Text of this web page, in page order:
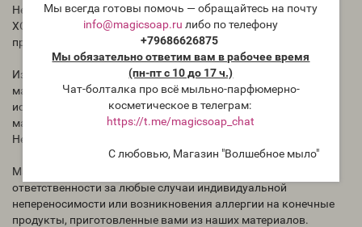
Мы всегда готовы помочь — обращайтесь на почту
info@magicsoap.ru либо по телефону
+79686626875
Мы обязательно ответим вам в рабочее время
(пн-пт с 10 до 17 ч.)
Чат-болталка про всё мыльно-парфюмерно-
косметическое в телеграм:
https://t.me/magicsoap_chat
С любовью, Магазин "Волшебное мыло"
Нет никаких сведений, как ведёт себя отдушка в мыле с нуля
ХОЛОДНЫМ способом. Всегда тестируйте отдушки перед
применением.
Избегать попадания концентрированного ароматического
масла на кожу, для теста на реакцию кожи необходимо
использовать раствор ароматического масла (в другом
масле).
Не употреблять внутрь.
Магазин "Волшебное мыло" Magicsoap.ru/shop не несёт
ответственности за любые случаи индивидуальной
непереносимости или возникновения аллергии на конечные
продукты, приготовленные вами из наших материалов.